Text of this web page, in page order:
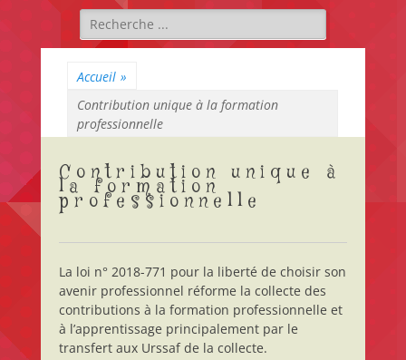
Rechercher :
Accueil »
Contribution unique à la formation
professionnelle
Contribution unique à
la formation
professionnelle
La loi n° 2018-771 pour la liberté de choisir son
avenir professionnel réforme la collecte des
contributions à la formation professionnelle et
à l’apprentissage principalement par le
transfert aux Urssaf de la collecte.